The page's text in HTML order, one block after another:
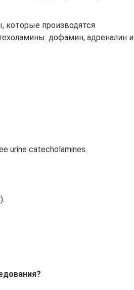
которые производятся
дофамин, адреналин и
urine catecholamines.